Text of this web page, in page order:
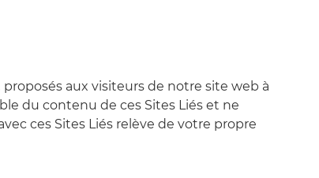
aux visiteurs de notre site web à
du contenu de ces Sites Liés et ne
ces Sites Liés relève de votre propre